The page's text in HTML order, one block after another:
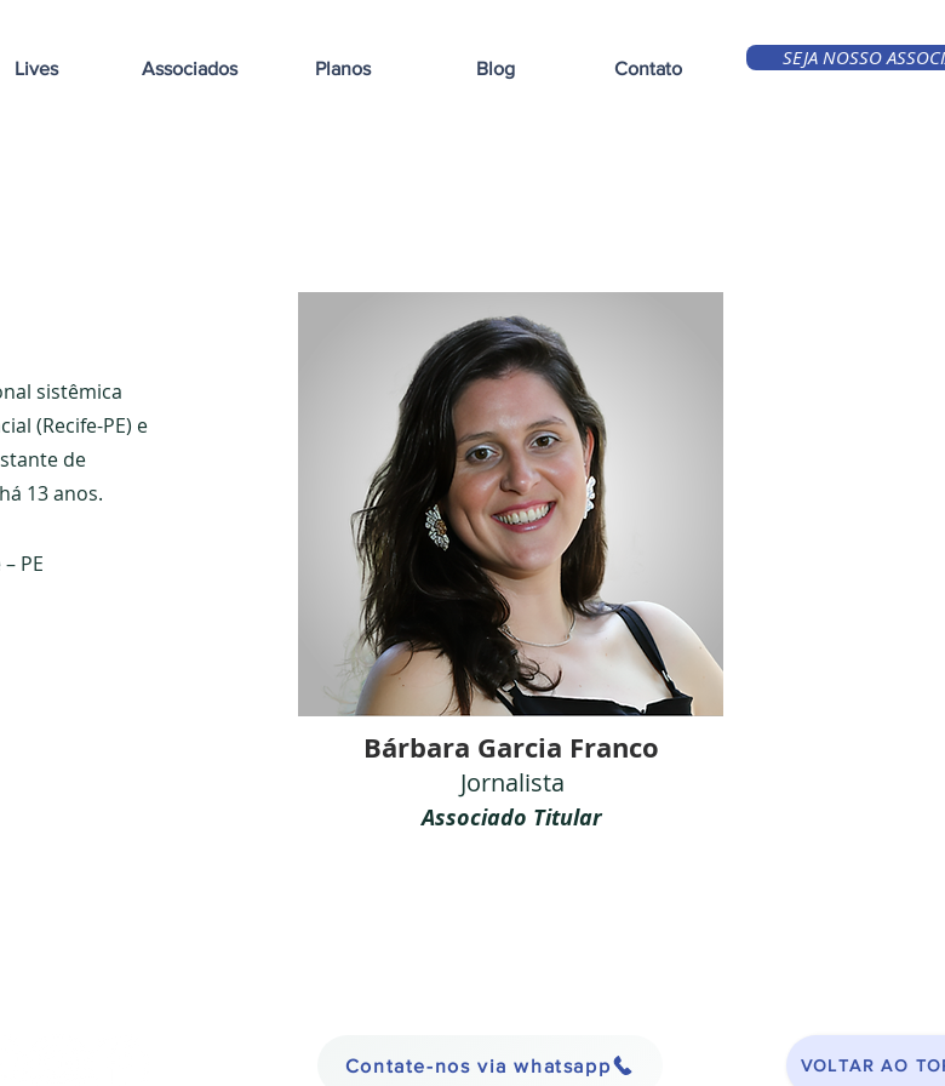
Lives Associados Planos Blog Contato SEJA NOSSO
sistêmica
(Recife-PE) e
de
13 anos.
PE
Bárbara Garcia Franco
Jornalista
Associado Titular
Contate-nos via whatsapp VOLTAR AO